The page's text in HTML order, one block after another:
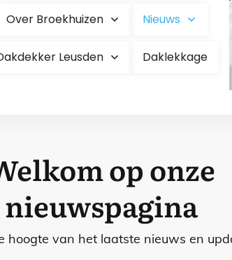
Over Broekhuizen Nieuws
Leusden Daklekkage
op onze
nieuwspagina
hoogte van het laatste nieuws en